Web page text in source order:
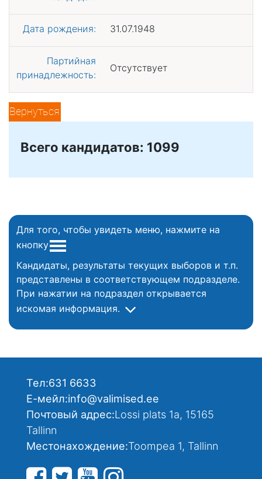
Дата рождения: 31.07.1948
Партийная
принадлежность:
Отсутствует
Вернуться
Всего кандидатов: 1099
Для того, чтобы увидеть меню, нажмите на
кнопку
Кандидаты, результаты текущих выборов и т.п.
представлены в соответствующем подразделе.
При нажатии на подраздел открывается
искомая информация.
Тел:631 6633
Е-мейл:info@valimised.ee
Почтовый адрес:Lossi plats 1a, 15165
Tallinn
Местонахождение:Toompea 1, Tallinn